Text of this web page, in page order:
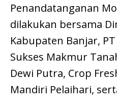
Penandatanganan
dilakukan bersama
Kabupaten Banjar,
Sukses Makmur
Dewi Putra, Crop
Mandiri Pelaihari,